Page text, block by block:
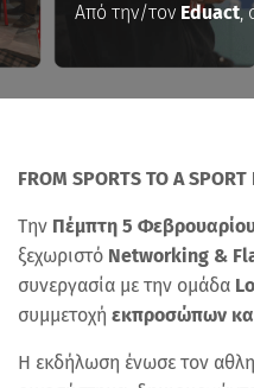
Από την/τον Eduact,
FROM SPORTS TO A
Την Πέμπτη 5
ξεχωριστό Networking &
συνεργασία με την ομάδα
συμμετοχή εκπροσώπων
Η εκδήλωση ένωσε τον